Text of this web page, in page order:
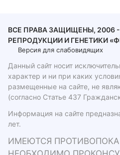
ВСЕ ПРАВА ЗАЩИЩЕНЫ, 2006
РЕПРОДУКЦИИ И ГЕНЕТИКИ
Версия для слабовидящих
Данный сайт носит
характер и ни при каких
размещенные на сайте, не
(согласно Статье 437
Информация на сайте
лет.
ИМЕЮТСЯ